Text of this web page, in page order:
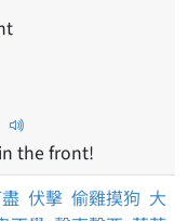
the front!
伏擊 偷雞摸狗 大